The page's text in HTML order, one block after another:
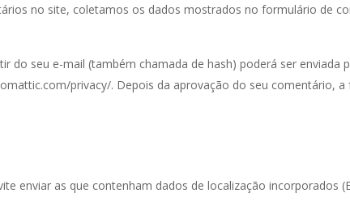
no site, coletamos os dados mostrados no formulário de
do seu e-mail (também chamada de hash) poderá ser enviada
privacy/. Depois da aprovação do seu comentário,
enviar as que contenham dados de localização incorporados